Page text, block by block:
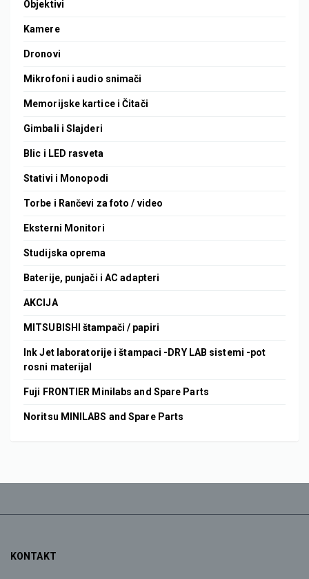
Objektivi
Kamere
Dronovi
Mikrofoni i audio snimači
Memorijske kartice i Čitači
Gimbali i Slajderi
Blic i LED rasveta
Stativi i Monopodi
Torbe i Rančevi za foto / video
Eksterni Monitori
Studijska oprema
Baterije, punjači i AC adapteri
AKCIJA
MITSUBISHI štampači / papiri
Ink Jet laboratorije i štampaci -DRY LAB sistemi -pot
rosni materijal
Fuji FRONTIER Minilabs and Spare Parts
Noritsu MINILABS and Spare Parts
KONTAKT